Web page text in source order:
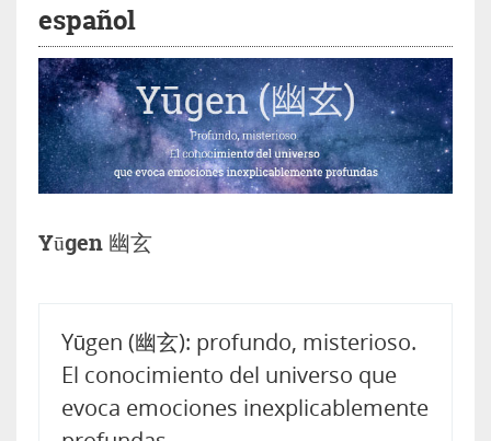
español
Yūgen 幽玄
Yūgen (幽玄): profundo, misterioso.
El conocimiento del universo que
evoca emociones inexplicablemente